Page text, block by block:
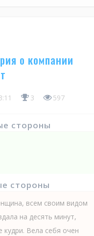
о компании
3 597
стороны
стороны
всем своим видом
на десять минут,
кудри. Вела себя очен